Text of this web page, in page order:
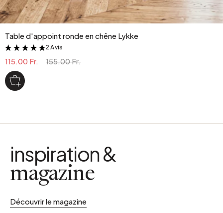
Table d'appoint ronde en chêne Lykke
&
2 Avis
115.00 Fr. 155.00 Fr.
inspiration &
magazine
Découvrir le magazine